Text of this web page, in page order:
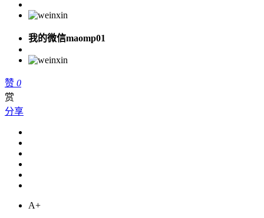
我的微信maomp01
赞 0
赏
分享
A+